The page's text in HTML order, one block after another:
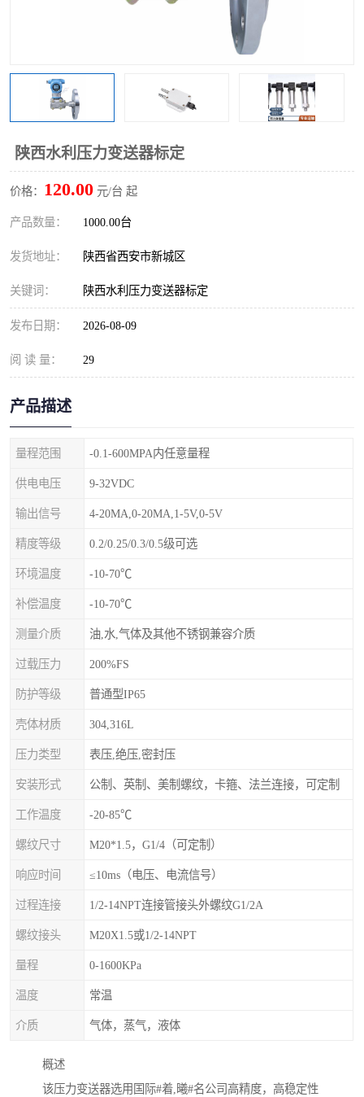
陕西水利压力变送器标定
价格： 120.00 元/台 起
产品数量： 1000.00台
发货地址： 陕西省西安市新城区
关键词： 陕西水利压力变送器标定
发布日期： 2026-08-09
阅 读 量： 29
产品描述
量程范围 -0.1-600MPA内任意量程
供电电压 9-32VDC
输出信号 4-20MA,0-20MA,1-5V,0-5V
精度等级 0.2/0.25/0.3/0.5级可选
环境温度 -10-70℃
补偿温度 -10-70℃
测量介质 油,水,气体及其他不锈钢兼容介质
过载压力 200%FS
防护等级 普通型IP65
壳体材质 304,316L
压力类型 表压,绝压,密封压
安装形式 公制、英制、美制螺纹，卡箍、法兰连接，可定制
工作温度 -20-85℃
螺纹尺寸 M20*1.5，G1/4（可定制）
响应时间 ≤10ms（电压、电流信号）
过程连接 1/2-14NPT连接管接头外螺纹G1/2A
螺纹接头 M20X1.5或1/2-14NPT
量程 0-1600KPa
温度 常温
介质 气体，蒸气，液体
概述
该压力变送器选用国际#着,曦#名公司高精度，高稳定性